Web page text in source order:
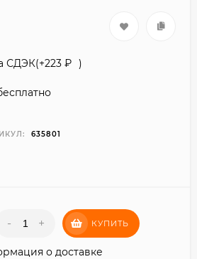
СДЭК(+223 )
635801
- + КУПИТЬ
о доставке